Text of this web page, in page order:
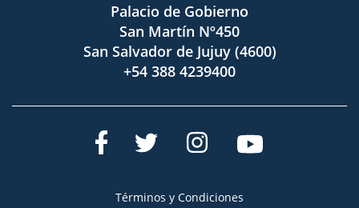
Palacio de Gobierno
San Martín Nº450
San Salvador de Jujuy (4600)
+54 388 4239400
Términos y Condiciones